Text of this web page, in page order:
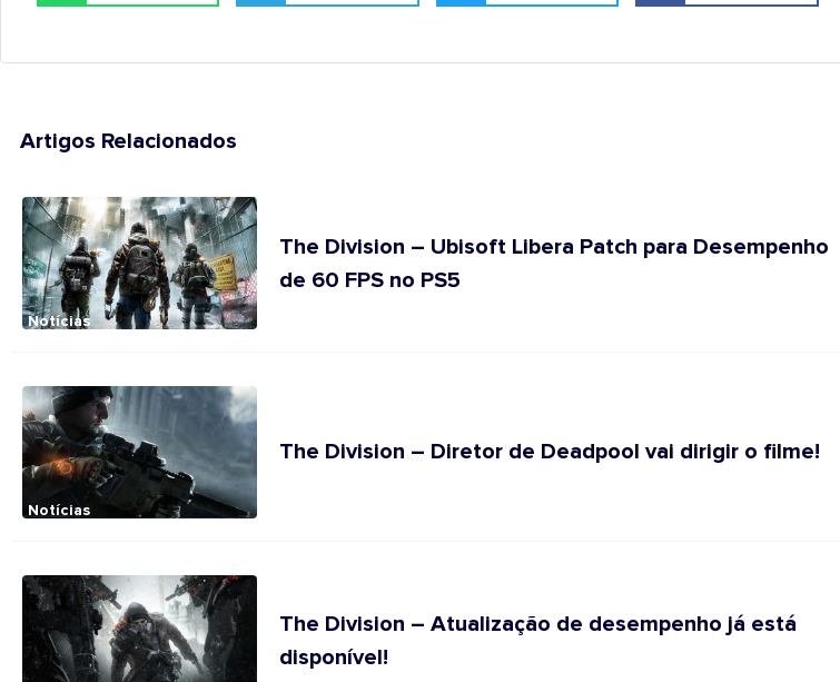
Artigos Relacionados
Notícias
The Division – Ubisoft Libera Patch para Desempenho
de 60 FPS no PS5
Notícias
The Division – Diretor de Deadpool vai dirigir o filme!
The Division – Atualização de desempenho já está
disponível!